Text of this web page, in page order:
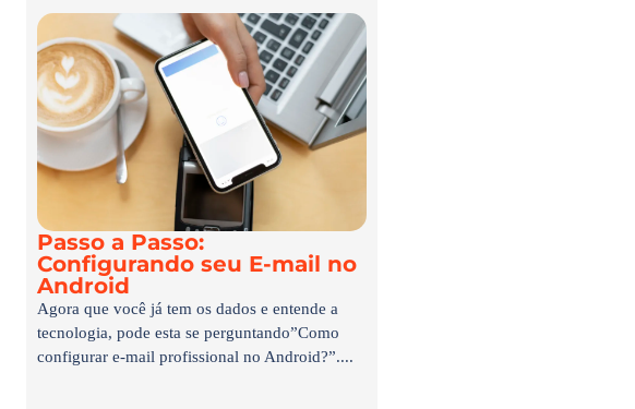
Passo a Passo:
Configurando seu E-mail no
Android
Agora que você já tem os dados e entende a
tecnologia, pode esta se perguntando”Como
configurar e-mail profissional no Android?”....